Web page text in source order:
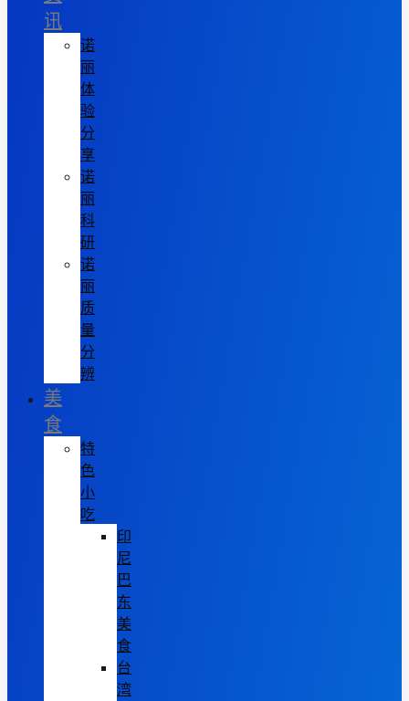
讯
诺
丽
体
验
分
享
诺
丽
科
研
诺
丽
质
量
分
辨
美
食
特
色
小
吃
印
尼
巴
东
美
食
台
湾